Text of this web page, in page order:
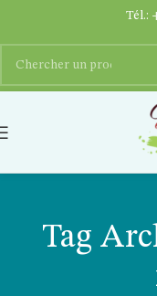
Tag
Tél.: